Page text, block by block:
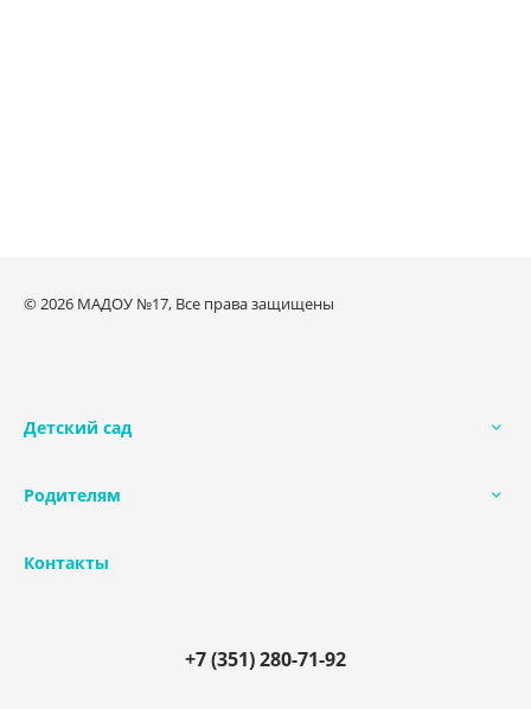
© 2026 МАДОУ №17, Все права защищены
Детский сад
Родителям
Контакты
+7 (351) 280-71-92